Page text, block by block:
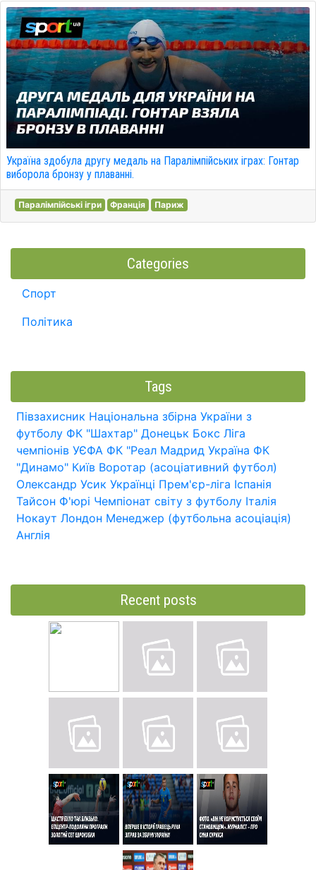
Україна здобула другу медаль на Паралімпійських іграх: Гонтар
виборола бронзу у плаванні.
Паралімпійські ігри Франція Париж
Categories
Спорт
Політика
Tags
Півзахисник Національна збірна України з
футболу ФК "Шахтар" Донецьк Бокс Ліга
чемпіонів УЄФА ФК "Реал Мадрид Україна ФК
"Динамо" Київ Воротар (асоціативний футбол)
Олександр Усик Українці Прем'єр-ліга Іспанія
Тайсон Ф'юрі Чемпіонат світу з футболу Італія
Нокаут Лондон Менеджер (футбольна асоціація)
Англія
Recent posts